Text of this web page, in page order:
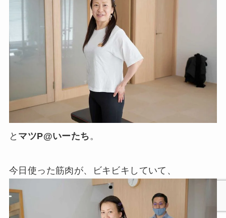
と マツP@いーたち 。
今日使った筋肉が、ビキビキしていて、